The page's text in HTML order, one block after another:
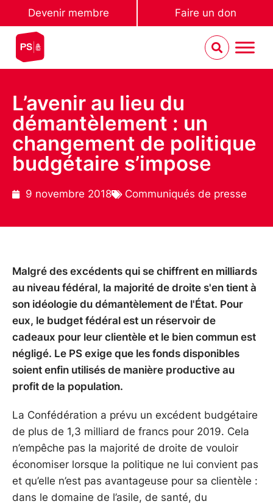
Devenir membre Faire un don
L’avenir au lieu du
démantèlement : un
changement de politique
budgétaire s’impose
9 novembre 2018 Communiqués de presse
Malgré des excédents qui se chiffrent en milliards
au niveau fédéral, la majorité de droite s'en tient à
son idéologie du démantèlement de l'État. Pour
eux, le budget fédéral est un réservoir de
cadeaux pour leur clientèle et le bien commun est
négligé. Le PS exige que les fonds disponibles
soient enfin utilisés de manière productive au
profit de la population.
La Confédération a prévu un excédent budgétaire
de plus de 1,3 milliard de francs pour 2019. Cela
n’empêche pas la majorité de droite de vouloir
économiser lorsque la politique ne lui convient pas
et qu’elle n’est pas avantageuse pour sa clientèle :
dans le domaine de l’asile, de santé, du